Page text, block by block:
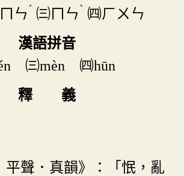
ㄇㄣˊ ㈢ㄇㄣˋ ㈣ㄏㄨㄣ
漢語拼音
㈢mèn ㈣hūn
釋 義
平聲．真韻》：「怋，亂